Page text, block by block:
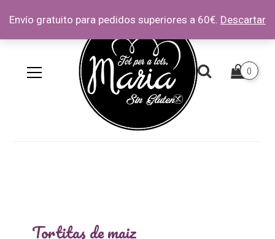
0
Tortitas de maiz
Envío gratuito para pedidos superiores a 60€. Descartar